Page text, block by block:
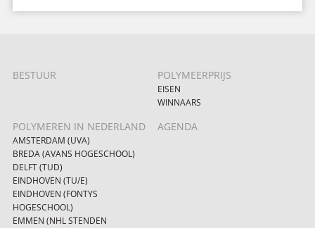
BESTUUR POLYMEERPRIJS
EISEN
WINNAARS
POLYMEREN IN NEDERLAND
AMSTERDAM (UVA)
BREDA (AVANS HOGESCHOOL)
DELFT (TUD)
EINDHOVEN (TU/E)
EINDHOVEN (FONTYS
HOGESCHOOL)
EMMEN (NHL STENDEN
AGENDA